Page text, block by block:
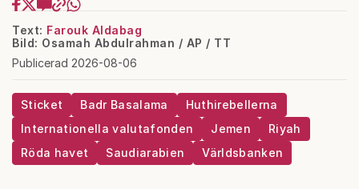
Text: Farouk Aldabag
Bild: Osamah Abdulrahman / AP / TT
Publicerad 2026-08-06
Sticket Badr Basalama
Huthirebellerna
Internationella valutafonden
Jemen
Riyah
Röda havet
Saudiarabien Världsbanken